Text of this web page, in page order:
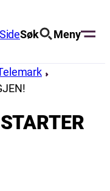
Søk Meny